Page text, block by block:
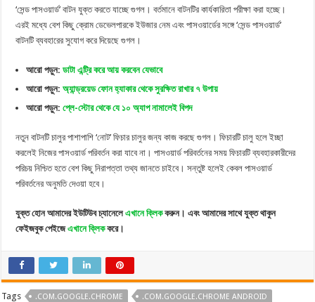
‘সেন্ড পাসওয়ার্ড’ বাটন যুক্ত করতে যাচ্ছে গুগল। বর্তমানে বাটনটির কার্যকারিতা পরীক্ষা করা হচ্ছে।
এরই মধ্যে বেশ কিছু ক্রোম ডেভেলপারকে ইউজার নেম এবং পাসওয়ার্ডের সঙ্গে ‘সেন্ড পাসওয়ার্ড’
বাটনটি ব্যবহারের সুযোগ করে দিয়েছে গুগল।
আরো পড়ুন:ডাটা এন্ট্রি করে আয় করবেন যেভাবে
আরো পড়ুন:অ্যান্ড্রয়েড ফোন হ্যাকার থেকে সুরক্ষিত রাখার ৭ উপায়
আরো পড়ুন:প্লে-স্টোর থেকে যে ১০ অ্যাপ নামালেই বিপদ
নতুন বাটনটি চালুর পাশাপাশি ‘নোট’ ফিচার চালুর জন্য কাজ করছে গুগল। ফিচারটি চালু হলে ইচ্ছা
করলেই নিজের পাসওয়ার্ড পরিবর্তন করা যাবে না। পাসওয়ার্ড পরিবর্তনের সময় ফিচারটি ব্যবহারকারীদের
পরিচয় নিশ্চিত হতে বেশ কিছু নিরাপত্তা তথ্য জানতে চাইবে। সন্তুষ্ট হলেই কেবল পাসওয়ার্ড
পরিবর্তনের অনুমতি দেওয়া হবে।
যুক্ত হোন আমাদের ইউটিউব চ্যানেলেএখানে ক্লিককরুন। এবং আমাদের সাথে যুক্ত থাকুন
ফেইজবুক পেইজেএখানে ক্লিককরে।
Tags .COM.GOOGLE.CHROME
.COM.GOOGLE.CHROME ANDROID